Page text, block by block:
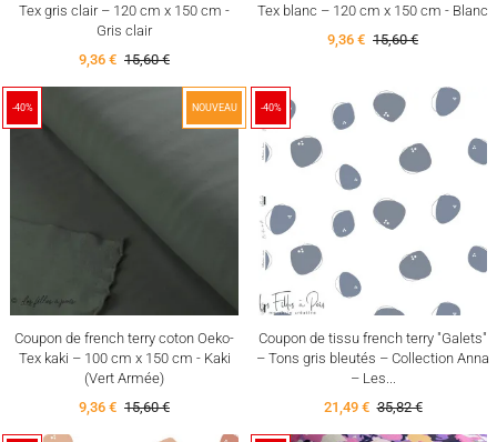
Tex gris clair – 120 cm x 150 cm -
Gris clair
9,36 € 15,60 €
Tex blanc – 120 cm x 150 cm - Blanc
9,36 € 15,60 €
-40% NOUVEAU
Coupon de french terry coton Oeko-
Tex kaki – 100 cm x 150 cm - Kaki
(Vert Armée)
9,36 € 15,60 €
-40%
Coupon de tissu french terry "Galets"
– Tons gris bleutés – Collection Anna
– Les...
21,49 € 35,82 €